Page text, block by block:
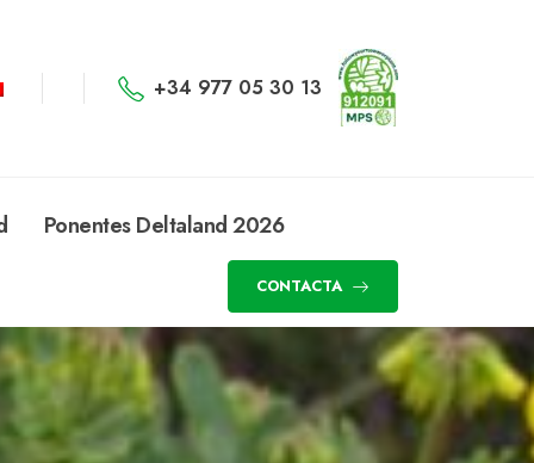
+34 977 05 30 13
Ponentes Deltaland 2026
CONTACTA